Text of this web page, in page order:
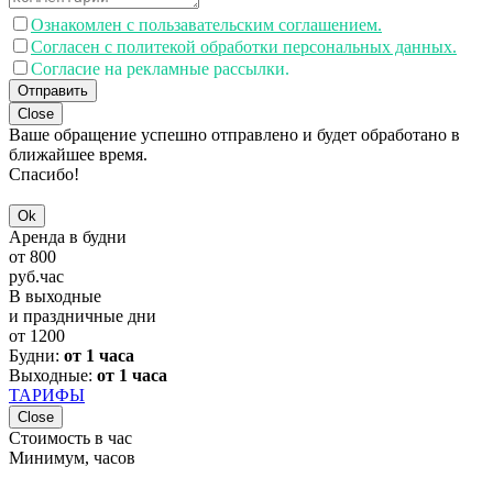
Ознакомлен с пользавательским соглашением.
Согласен с политекой обработки персональных данных.
Согласие на рекламные рассылки.
Отправить
Close
Ваше обращение успешно отправлено и будет обработано в
ближайшее время.
Спасибо!
Ok
Аренда в будни
от 800
руб.час
В выходные
и праздничные дни
от 1200
Будни: от 1 часа
Выходные: от 1 часа
ТАРИФЫ
Close
Стоимость в час
Минимум, часов